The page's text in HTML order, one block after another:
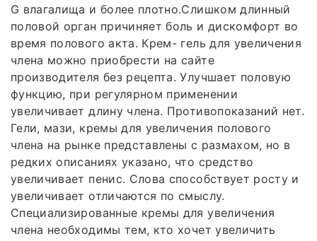
G влагалища и более плотно.Слишком длинный
половой орган причиняет боль и дискомфорт во
время полового акта. Крем- гель для увеличения
члена можно приобрести на сайте
производителя без рецепта. Улучшает половую
функцию, при регулярном применении
увеличивает длину члена. Противопоказаний нет.
Гели, мази, кремы для увеличения полового
члена на рынке представлены с размахом, но в
редких описаниях указано, что средство
увеличивает пенис. Слова способствует росту и
увеличивает отличаются по смыслу.
Специализированные кремы для увеличения
члена необходимы тем, кто хочет увеличить